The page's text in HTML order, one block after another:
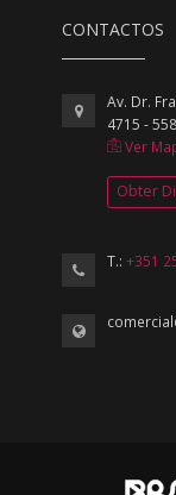
CONTACTOS
Av. Dr.
4715 -
Ver
Obter
T.:+351